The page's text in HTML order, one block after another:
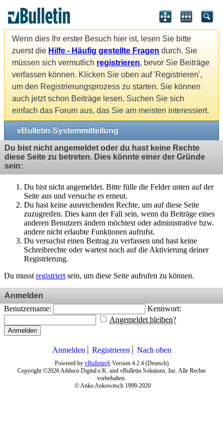
Wenn dies Ihr erster Besuch hier ist, lesen Sie bitte
zuerst die Hilfe - Häufig gestellte Fragen durch. Sie
müssen sich vermutlich registrieren, bevor Sie Beiträge
verfassen können. Klicken Sie oben auf 'Registrieren',
um den Registrierungsprozess zu starten. Sie können
auch jetzt schon Beiträge lesen. Suchen Sie sich
einfach das Forum aus, das Sie am meisten interessiert.
vBulletin-Systemmitteilung
Du bist nicht angemeldet oder du hast keine Rechte
diese Seite zu betreten. Dies könnte einer der Gründe
sein:
Du bist nicht angemeldet. Bitte fülle die Felder unten auf der
Seite aus und versuche es erneut.
Du hast keine ausreichenden Rechte, um auf diese Seite
zuzugreifen. Dies kann der Fall sein, wenn du Beiträge eines
anderen Benutzers ändern möchtest oder administrative bzw.
andere nicht erlaubte Funktionen aufrufst.
Du versuchst einen Beitrag zu verfassen und hast keine
Schreibrechte oder wartest noch auf die Aktivierung deiner
Registrierung.
Du musst registriert sein, um diese Seite aufrufen zu können.
Anmelden
Benutzername:
Kennwort:
Angemeldet bleiben?
Anmelden
Anmelden Registrieren Nach oben
Powered by vBulletin®Version 4.2.4 (Deutsch)
Copyright ©2026 Adduco Digital e.K. und vBulletin Solutions, Inc. Alle Rechte
vorbehalten.
© Anko Ankowitsch 1999-2020